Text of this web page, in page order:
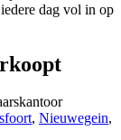
dag vol in op
, Nieuwegein,